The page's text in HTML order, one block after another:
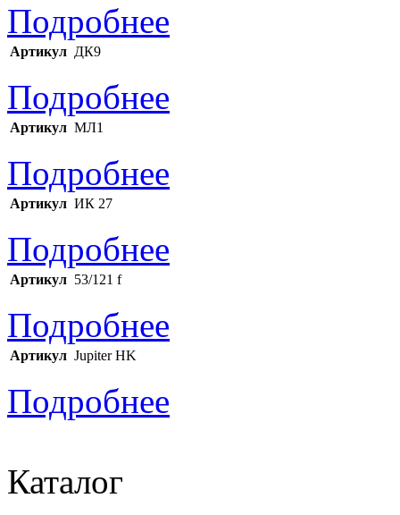
Подробнее
Артикул ДК9
Подробнее
Артикул МЛ1
Подробнее
Артикул ИК 27
Подробнее
Артикул 53/121 f
Подробнее
Артикул Jupiter HK
Подробнее
Каталог